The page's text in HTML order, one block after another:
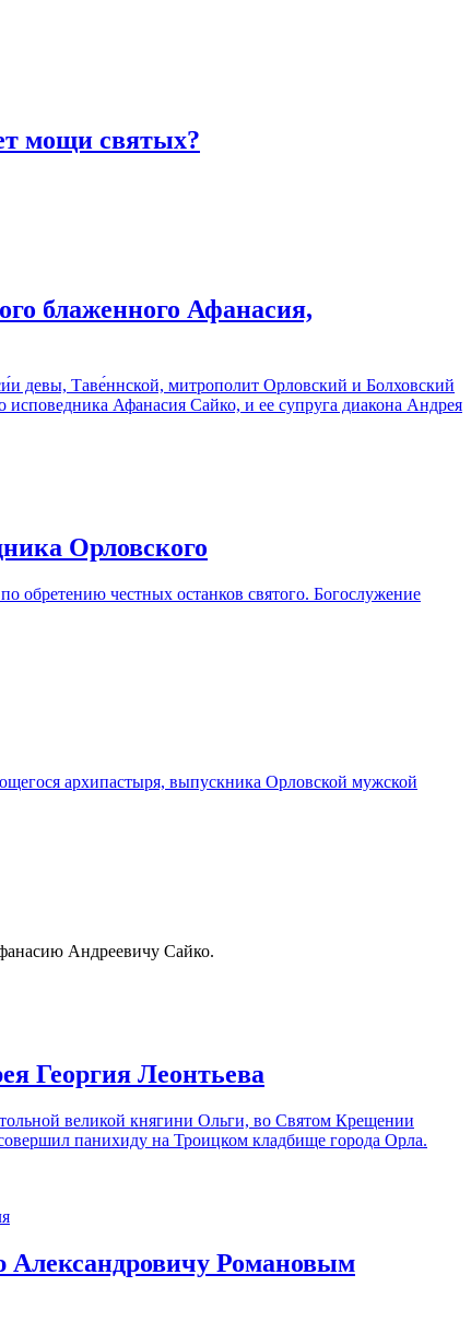
мощи святых?
блаженного Афанасия,
девы, Таве́ннской, митрополит Орловский и Болховский
Афанасия Сайко, и ее супруга диакона Андрея
Орловского
обретению честных останков святого. Богослужение
архипастыря, выпускника Орловской мужской
Андреевичу Сайко.
Георгия Леонтьева
великой княгини Ольги, во Святом Крещении
панихиду на Троицком кладбище города Орла.
Александровичу Романовым